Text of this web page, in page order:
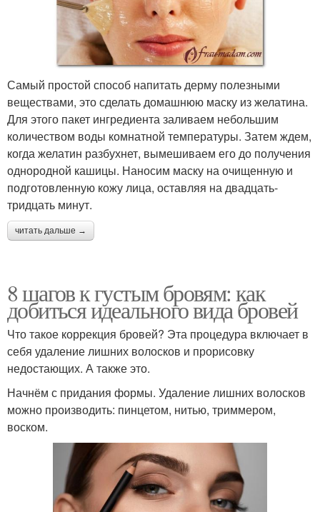
Самый простой способ напитать дерму полезными
веществами, это сделать домашнюю маску из желатина.
Для этого пакет ингредиента заливаем небольшим
количеством воды комнатной температуры. Затем ждем,
когда желатин разбухнет, вымешиваем его до получения
однородной кашицы. Наносим маску на очищенную и
подготовленную кожу лица, оставляя на двадцать-
тридцать минут.
читать дальше →
8 шагов к густым бровям: как
добиться идеального вида бровей
Что такое коррекция бровей? Эта процедура включает в
себя удаление лишних волосков и прорисовку
недостающих. А также это.
Начнём с придания формы. Удаление лишних волосков
можно производить: пинцетом, нитью, триммером,
воском.